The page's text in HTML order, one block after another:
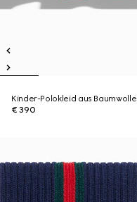
Kinder-Polokleid aus Baumwolle
€ 390